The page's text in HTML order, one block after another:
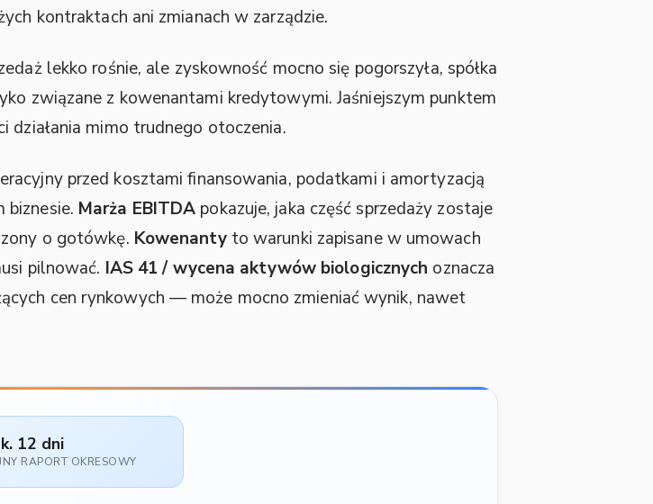
kontraktach ani zmianach w zarządzie.
lekko rośnie, ale zyskowność mocno się pogorszyła, spółka
związane z kowenantami kredytowymi. Jaśniejszym punktem
działania mimo trudnego otoczenia.
przed kosztami finansowania, podatkami i amortyzacją
Marża EBITDA pokazuje, jaka część sprzedaży zostaje
o gotówkę. Kowenantyto warunki zapisane w umowach
pilnować. IAS 41 / wycena aktywów biologicznych oznacza
cen rynkowych — może mocno zmieniać wynik, nawet
12 dni
RAPORT OKRESOWY